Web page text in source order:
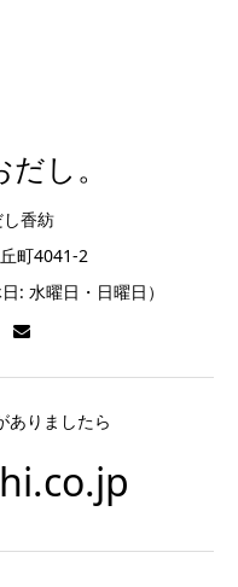
し。
香紡
町4041-2
: 水曜日・日曜日）
ありましたら